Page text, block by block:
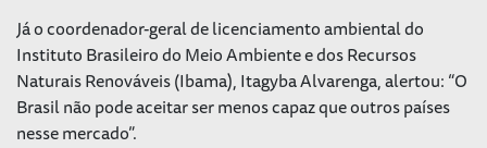
Já o coordenador-geral de licenciamento ambiental do
Instituto Brasileiro do Meio Ambiente e dos Recursos
Naturais Renováveis (Ibama), Itagyba Alvarenga, alertou: “O
Brasil não pode aceitar ser menos capaz que outros países
nesse mercado”.